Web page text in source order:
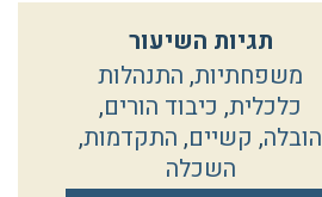
תגיות השיעור
משפחתיות, התנהלות
כלכלית, כיבוד הורים,
הובלה, קשיים, התקדמות,
השכלה